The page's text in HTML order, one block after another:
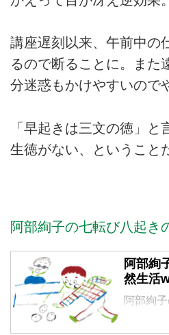
講座遅刻以来、午前中の
るので断ることに。また
分迷惑もかけやすいので
「早起きは三文の徳」
生徳がない、ということ
阿部絢子の七転び八起き
阿部絢
然生活
阿部絢